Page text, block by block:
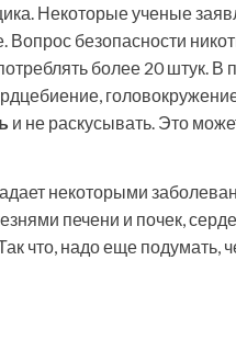
Некоторые ученые
Вопрос безопасности
более 20 штук. В
и не раскусывать. Это
некоторыми
печени и почек,
что, надо еще подумать,